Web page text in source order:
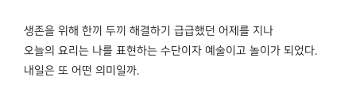
생존을 위해 한끼 두끼 해결하기 급급했던 어제를 지나
오늘의 요리는 나를 표현하는 수단이자 예술이고 놀이가 되었다.
내일은 또 어떤 의미일까.